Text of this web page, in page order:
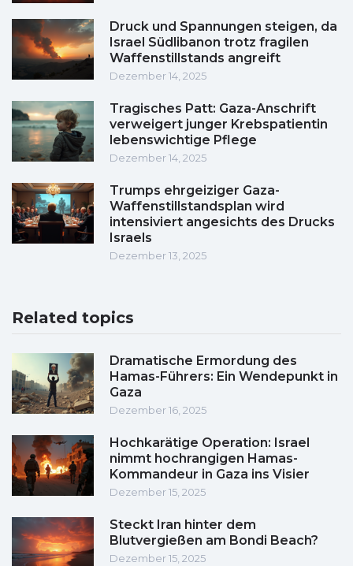
Druck und Spannungen steigen, da
Israel Südlibanon trotz fragilen
Waffenstillstands angreift
Dezember 14, 2025
Tragisches Patt: Gaza-Anschrift
verweigert junger Krebspatientin
lebenswichtige Pflege
Dezember 14, 2025
Trumps ehrgeiziger Gaza-
Waffenstillstandsplan wird
intensiviert angesichts des Drucks
Israels
Dezember 13, 2025
Related topics
Dramatische Ermordung des
Hamas-Führers: Ein Wendepunkt in
Gaza
Dezember 16, 2025
Hochkarätige Operation: Israel
nimmt hochrangigen Hamas-
Kommandeur in Gaza ins Visier
Dezember 15, 2025
Steckt Iran hinter dem
Blutvergießen am Bondi Beach?
Dezember 15, 2025